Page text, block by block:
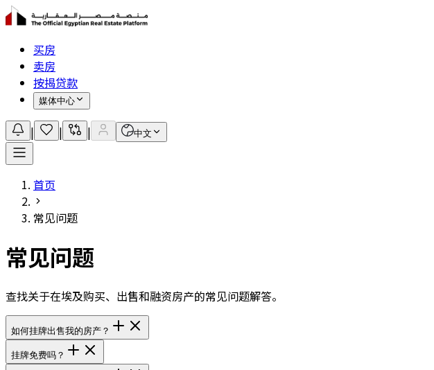
买房
卖房
按揭贷款
媒体中心
| | | 中文
首页
常见问题
常见问题
查找关于在埃及购买、出售和融资房产的常见问题解答。
如何挂牌出售我的房产？
挂牌免费吗？